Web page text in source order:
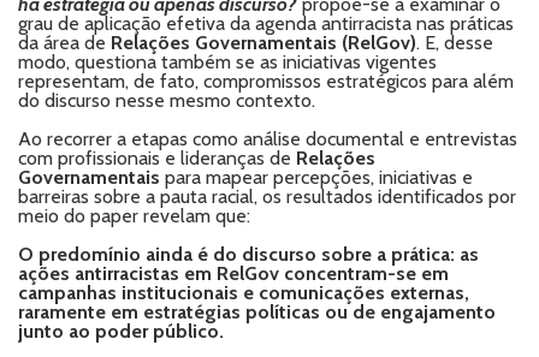
grau de aplicação efetiva da agenda antirracista nas práticas
da área de Relações Governamentais (RelGov). E, desse
modo, questiona também se as iniciativas vigentes
representam, de fato, compromissos estratégicos para além
do discurso nesse mesmo contexto.
Ao recorrer a etapas como análise documental e entrevistas
com profissionais e lideranças de Relações
Governamentais para mapear percepções, iniciativas e
barreiras sobre a pauta racial, os resultados identificados por
meio do paper revelam que:
O predomínio ainda é do discurso sobre a prática: as
ações antirracistas em RelGov concentram-se em
campanhas institucionais e comunicações externas,
raramente em estratégias políticas ou de engajamento
junto ao poder público.